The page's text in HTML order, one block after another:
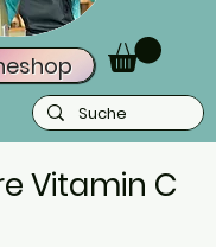
Vitamin C